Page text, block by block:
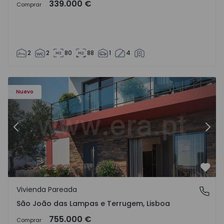
Comprar 339.000 €
2 2 80 88 1 4
Nuevo
Anterior
São João das Lampas e Terrugem, Lisboa
Vivienda Pareada
São João das Lampas e Terrugem, Lisboa
Comprar 755.000 €